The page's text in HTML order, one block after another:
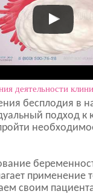
деятельности
бесплодия в
подход к
применение
своим